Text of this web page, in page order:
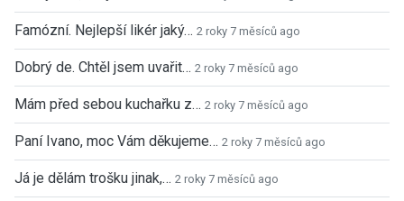
Famózní. Nejlepší likér jaký… 2 roky 7 měsíců ago
Dobrý de. Chtěl jsem uvařit… 2 roky 7 měsíců ago
Mám před sebou kuchařku z… 2 roky 7 měsíců ago
Paní Ivano, moc Vám děkujeme… 2 roky 7 měsíců ago
Já je dělám trošku jinak,… 2 roky 7 měsíců ago